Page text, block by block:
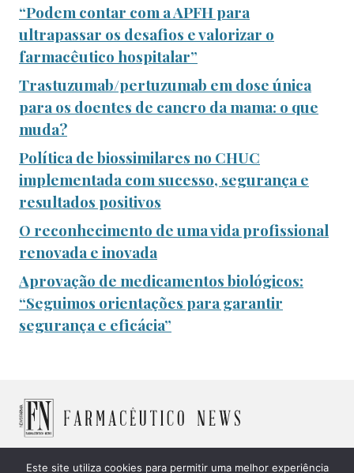
“Podem contar com a APFH para
ultrapassar os desafios e valorizar o
farmacêutico hospitalar”
Trastuzumab/pertuzumab em dose única
para os doentes de cancro da mama: o que
muda?
Política de biossimilares no CHUC
implementada com sucesso, segurança e
resultados positivos
O reconhecimento de uma vida profissional
renovada e inovada
Aprovação de medicamentos biológicos:
“Seguimos orientações para garantir
segurança e eficácia”
Este site utiliza cookies para permitir uma melhor experiência